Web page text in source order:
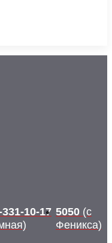
10-17 5050 (с
Феникса)